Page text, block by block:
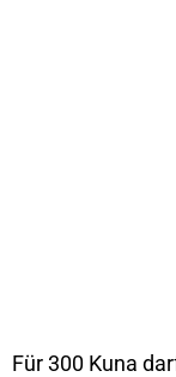
Für 300 Kuna